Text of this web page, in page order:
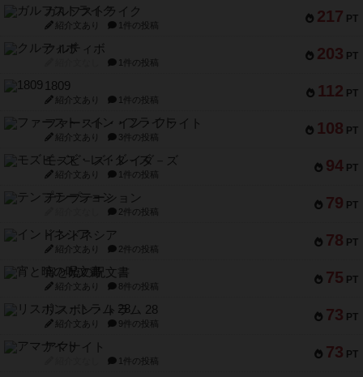
217 PT
ガルフストライク
紹介文あり 1件の投稿
203 PT
クルティボ
1件の投稿
112 PT
1809
紹介文あり 1件の投稿
108 PT
ファースト・イン・フライト
紹介文あり 3件の投稿
94 PT
モズビ－ズ・レイダ－ズ
紹介文あり 1件の投稿
79 PT
テンプテーション
2件の投稿
78 PT
インドネシア
紹介文あり 2件の投稿
75 PT
宵と暁の呪文書
紹介文あり 8件の投稿
73 PT
リスボン・トラム 28
紹介文あり 9件の投稿
73 PT
アマナイト
1件の投稿